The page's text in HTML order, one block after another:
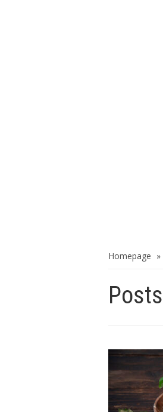
Homepage »